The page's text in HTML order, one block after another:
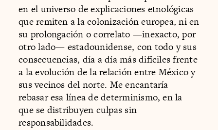
en el universo de explicaciones etnológicas
que remiten a la colonización europea, ni en
su prolongación o correlato —inexacto, por
otro lado— estadounidense, con todo y sus
consecuencias, día a día más difíciles frente
a la evolución de la relación entre México y
sus vecinos del norte. Me encantaría
rebasar esa línea de determinismo, en la
que se distribuyen culpas sin
responsabilidades.